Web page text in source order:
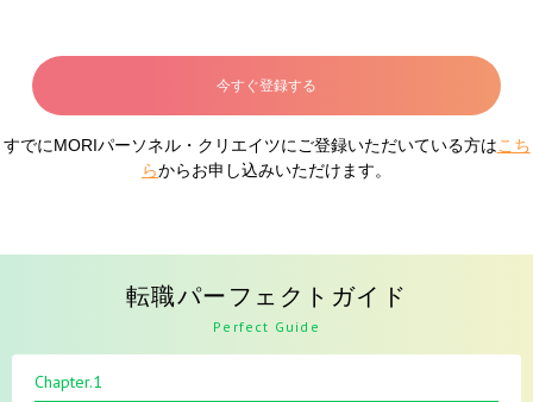
今すぐ登録する
すでにMORIパーソネル・クリエイツにご登録いただいている方はこち
らからお申し込みいただけます。
転職パーフェクトガイド
Perfect Guide
Chapter.1